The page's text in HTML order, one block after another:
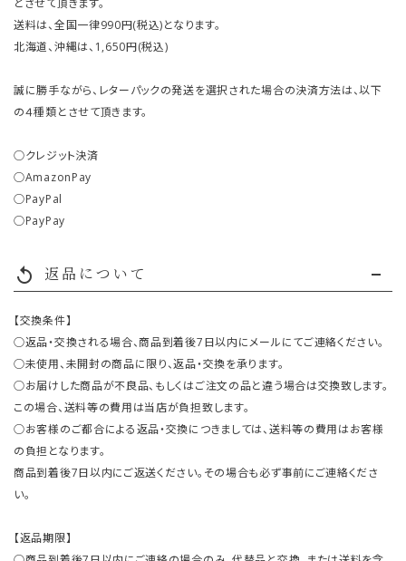
送料は、全国一律990円(税込)となります。
北海道、沖縄は、1,650円(税込)
誠に勝手ながら、レターパックの発送を選択された場合の決済方法は、以下
の４種類とさせて頂きます。
○クレジット決済
○AmazonPay
○PayPal
○PayPay
replay 返品について
【交換条件】
○返品・交換される場合、商品到着後7日以内にメールにてご連絡ください。
○未使用、未開封の商品に限り、返品・交換を承ります。
○お届けした商品が不良品、もしくはご注文の品と違う場合は交換致します。
この場合、送料等の費用は当店が負担致します。
○お客様のご都合による返品・交換につきましては、送料等の費用はお客様
の負担となります。
商品到着後7日以内にご返送ください。その場合も必ず事前にご連絡くださ
い。
【返品期限】